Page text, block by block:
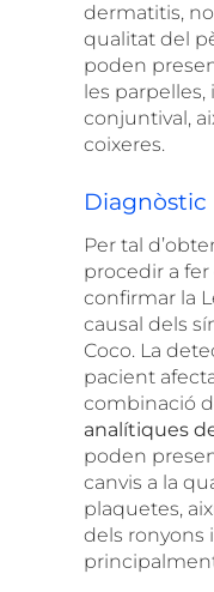
dermatitis,
qualitat del
poden
les
conjuntival,
coixeres.
Diagnòstic
Per tal
procedir a fer
confirmar la
causal dels
Coco. La
pacient
combinació
analítiques
poden
canvis a la
plaquetes,
dels ronyons